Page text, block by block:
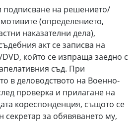
подписване на решението/
(определението,
наказателни дела),
акт се записва на
който се изпраща заедно с
съд. При
в деловодството на Военно-
проверка и прилагане на
кореспонденция, същото се
секретар за обявяването му,